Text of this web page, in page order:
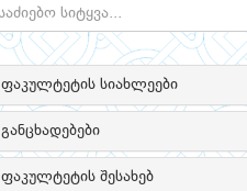
ფაკულტეტის სიახლეები
განცხადებები
ფაკულტეტის შესახებ